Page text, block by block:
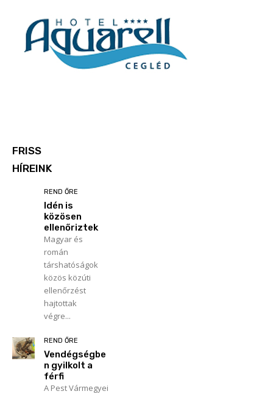
FRISS
HÍREINK
REND ŐRE
Idén is
közösen
ellenőriztek
Magyar és
román
társhatóságok
közös közúti
ellenőrzést
hajtottak
végre...
REND ŐRE
Vendégségbe
n gyilkolt a
férfi
A Pest Vármegyei